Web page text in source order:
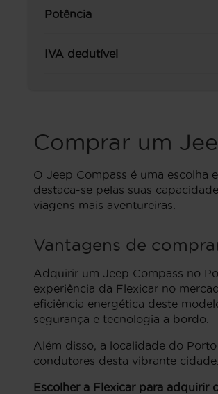
Potência
IVA dedutível
Comprar um
O Jeep Compass é uma escolha
destaca-se pelas suas
viagens mais aventureiras.
Vantagens de
Adquirir um Jeep Compass no
experiência da Flexicar no
eficiência energética deste
segurança e tecnologia a bordo.
Além disso, a localidade do
condutores desta vibrante
Escolher a Flexicar para adquirir